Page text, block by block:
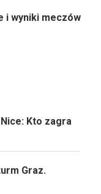
i wyniki meczów
Kto zagra
Graz.